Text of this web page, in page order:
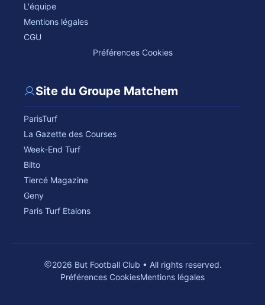
L'équipe
Mentions légales
CGU
Préférences Cookies
Site du Groupe Matchem
ParisTurf
La Gazette des Courses
Week-End Turf
Bilto
Tiercé Magazine
Geny
Paris Turf Etalons
2026 But Football Club • All rights reserved.
Préférences CookiesMentions légales